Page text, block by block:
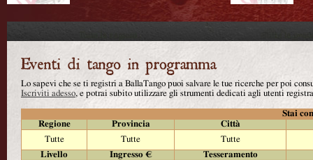
Lo sapevi che se ti registri a BallaTango puoi salvare le tue ricerche per poi
Iscriviti adesso, e potrai subito utilizzare gli strumenti dedicati agli utenti
Stai
Regione
Provincia
Città
Tutte
Tutte
Tutte
Livello
Ingresso €
Tesseramento